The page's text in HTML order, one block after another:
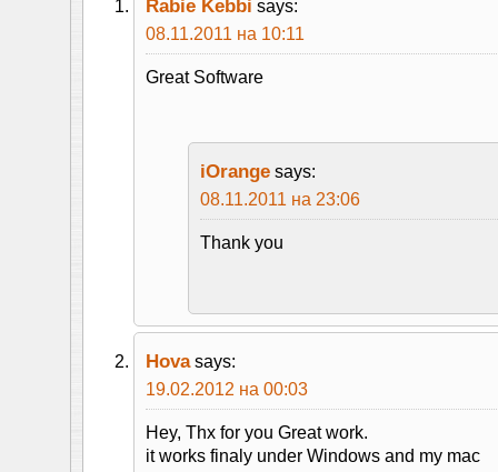
Rabie Kebbi says:
08.11.2011 на 10:11
Great Software
iOrange says:
08.11.2011 на 23:06
Thank you
Hova says:
19.02.2012 на 00:03
Hey, Thx for you Great work.
it works finaly under Windows and my mac